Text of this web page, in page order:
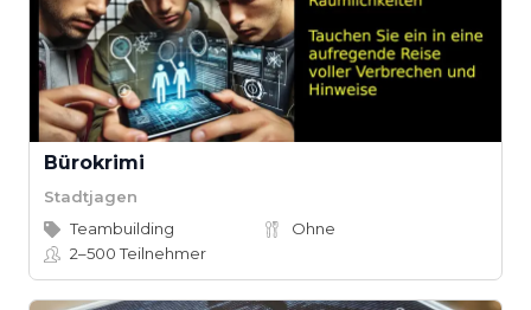
Bürokrimi
Stadtjagen
Teambuilding
Ohne
2–500Teilnehmer